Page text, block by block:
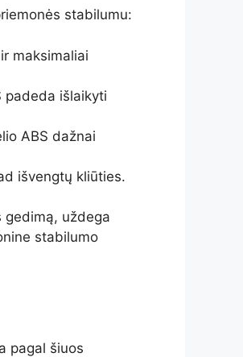
stabilumu:
maksimaliai
padeda išlaikyti
ABS dažnai
išvengtų kliūties.
gedimą, uždega
stabilumo
pagal šiuos